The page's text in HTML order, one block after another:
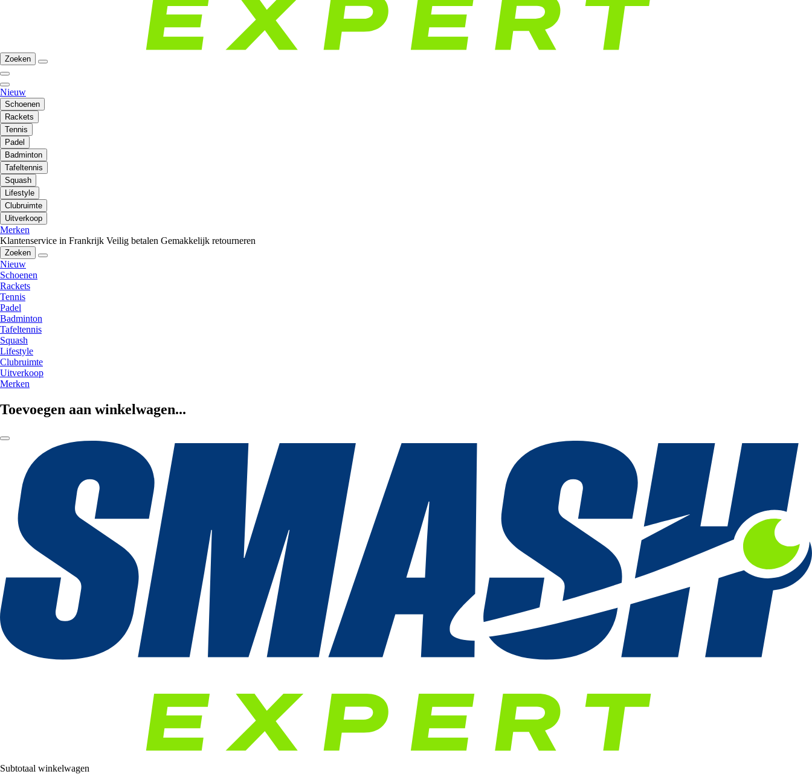
Zoeken
Nieuw
Schoenen
Rackets
Tennis
Padel
Badminton
Tafeltennis
Squash
Lifestyle
Clubruimte
Uitverkoop
Merken
Klantenservice in Frankrijk Veilig betalen Gemakkelijk retourneren
Zoeken
Nieuw
Schoenen
Rackets
Tennis
Padel
Badminton
Tafeltennis
Squash
Lifestyle
Clubruimte
Uitverkoop
Merken
Toevoegen aan winkelwagen...
Subtotaal winkelwagen